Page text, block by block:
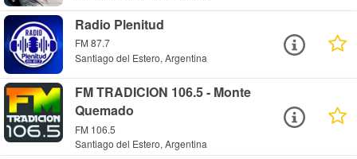
Radio Plenitud
FM 87.7
Santiago del Estero, Argentina
FM TRADICION 106.5 - Monte
Quemado
FM 106.5
Santiago del Estero, Argentina